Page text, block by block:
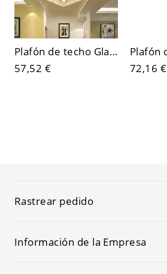
Plafón de techo Glam de cristal dorado, redondo facetado para pasillo y recibidor
57,52 €
72,16 €
Rastrear pedido
Información de la Empresa